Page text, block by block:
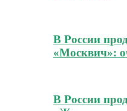
В России
«Москвич»:
В России